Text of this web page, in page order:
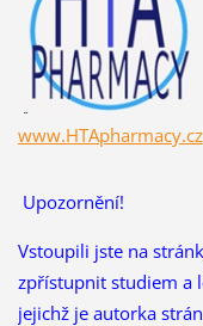
www.HTApharmacy.cz
Upozornění!
Vstoupili jste na
zpřístupnit studiem a
jejichž je autorka